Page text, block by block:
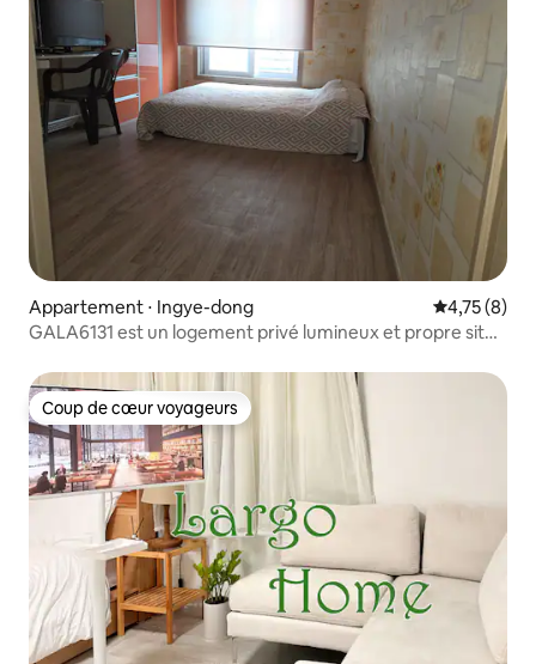
Appartement ⋅ Ingye-dong Évaluation
4,75 (8)
GALA6131 est un logement privé lumineux et propre situé
Coup de cœur voyageurs
Coup de cœur voyageurs